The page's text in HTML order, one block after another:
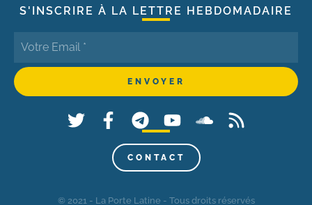
S'INSCRIRE À LA LETTRE HEBDOMADAIRE
CONTACT
© 2021 - La Porte Latine - Tous droits réservés